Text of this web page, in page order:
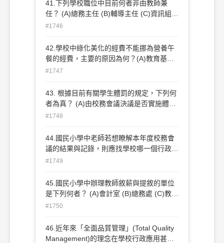
41.下列學校職位中目前何者非由教師兼
任？ (A)總務主任 (B)輔導主任 (C)資訊組長
(D)出納組長。
#1746
42.學校中綠化美化的經費不能挪為營養午
餐的經費，主要的原因為何？(A)教育基本
法的限制 (B)環保概念的重視 (C)會計制度
#1747
43. 根據目前有關學生體罰的規定，下列何
者為真？ (A)由校務會議決議是否實施體罰
(B)教師可以在專業判斷之下實施適度的體
體罰 (D)學校不能實施體罰 。
#1748
44.國民小學中老師若想瞭解本年度校務會
議的結果與記錄，則應找學校哪一個行政人
員協助？ (A)文書組 (B)資料組 (C)教學組
#1749
45.國民小學中辦理教師敘薪與提敘的單位
是下列何者？ (A)會計室 (B)總務處 (C)教務
處 (D)人事室。
#1750
46.近年來「全面品質管理」(Total Quality
Management)的理念在學校行政應用甚